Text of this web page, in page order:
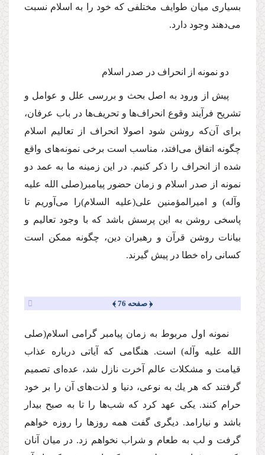
بسیارى میان طوایف مختلفى كه خود را به اسلام نسبت
مى‌دهند وجود دارد.
دو نمونه از انحراف در صدر اسلام
پیش از ورود به اصل بحث و بررسى علل و عوامل و
تشریح فرآیند وقوع انحراف‌ها و تحریف‌ها در باب عرفان،
براى آن‌كه روشن شود اصولا انحراف از تعالیم اسلام
چگونه اتفاق مى‌افتد، مناسب است برخى نمونه‌هاى واقع
شده از انحراف را ذكر كنیم. در این زمینه ما به عمد دو
نمونه از صدر اسلام و زمان حضور پیامبر (صلى الله علیه
وآله)و امیرالمؤمنین على(علیه السلام)را مى‌آوریم تا
پاسخى روشن به این پرسش باشد كه با وجود تعالیم و
بیانات روشن قرآن و رهبران دین، چگونه ممكن است
كسانى راه خطا در پیش گیرند.
﴿ صفحه 76 ﴾
نمونه اول مربوط به زمان پیامبر گرامى اسلام(صلى
الله علیه وآله) است. هنگامى كه آیاتى درباره عذاب
قیامت و مشكلات عالم آخرت نازل شد، عده‌اى تصمیم
گرفتند كه هر یك به نوعى، دنیا و لذت‌هاى آن را بر خود
حرام كنند. یكى عهد كرد كه شب‌ها را تا به صبح بیدار
باشد و نیارامد. دیگرى گفت همه روزها را روزه خواهم
گرفت و لب به طعام و شراب نخواهم زد. در میان آنان